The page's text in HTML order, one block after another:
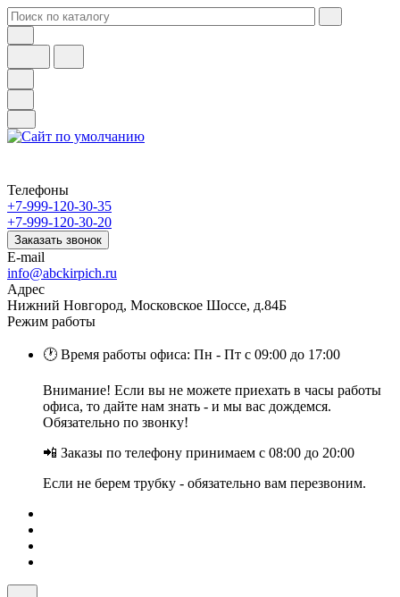
Телефоны
+7-999-120-30-35
+7-999-120-30-20
Заказать звонок
E-mail
info@abckirpich.ru
Адрес
Нижний Новгород, Московское Шоссе, д.84Б
Режим работы
🕐 Время работы офиса: Пн - Пт с 09:00 до 17:00
Внимание! Если вы не можете приехать в часы работы
офиса, то дайте нам знать - и мы вас дождемся.
Обязательно по звонку!
📲 Заказы по телефону принимаем с 08:00 до 20:00
Если не берем трубку - обязательно вам перезвоним.